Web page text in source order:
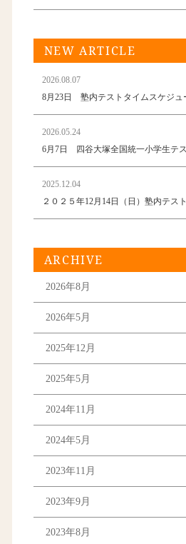
NEW ARTICLE
2026.08.07
8月23日 塾内テストタイムスケジュ
2026.05.24
6月7日 四谷大塚全国統一小学生テ
2025.12.04
２０２５年12月14日（日）塾内テス
ARCHIVE
2026年8月
2026年5月
2025年12月
2025年5月
2024年11月
2024年5月
2023年11月
2023年9月
2023年8月